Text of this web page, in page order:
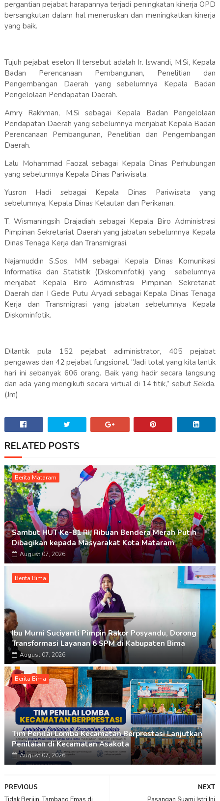
pergantian pejabat harapannya terjadi peningkatan kinerja OPD
bersangkutan dalam hal meneruskan dan meningkatkan kinerja
yang baik.
Tujuh pejabat eselon II tersebut adalah Ir. Iswandi, M.Si, Kepala
Badan Perencanaan Pembangunan, Penelitian dan
Pengembangan Daerah yang sebelumnya Kepala Badan
Pengelolaan Pendapatan Daerah.
Amry Rakhman, M.Si sebagai Kepala Badan Pengelolaan
Pendapatan Daerah yang sebelumnya menjabat Kepala Badan
Perencanaan Pembangunan, Penelitian dan Pengembangan
Daerah.
Lalu Mohammad Faozal sebagai Kepala Dinas Perhubungan
yang sebelumnya Kepala Dinas Pariwisata.
Yusron Hadi sebagai Kepala Dinas Pariwisata yang
sebelumnya, Kepala Dinas Kelautan dan Perikanan.
T. Wismaningsih Drajadiah sebagai Kepala Biro Administrasi
Pimpinan Sekretariat Daerah yang jabatan sebelumnya Kepala
Dinas Tenaga Kerja dan Transmigrasi.
Najamuddin S.Sos, MM sebagai Kepala Dinas Komunikasi
Informatika dan Statistik (Diskominfotik) yang sebelumnya
menjabat Kepala Biro Administrasi Pimpinan Sekretariat
Daerah dan I Gede Putu Aryadi sebagai Kepala Dinas Tenaga
Kerja dan Transmigrasi yang jabatan sebelumnya Kepala
Diskominfotik.
Dilantik pula 152 pejabat adiministrator, 405 pejabat
pengawas dan 42 pejabat fungsional. “Jadi total yang kita lantik
hari ini sebanyak 606 orang. Baik yang hadir secara langsung
dan ada yang mengikuti secara virtual di 14 titik,” sebut Sekda.
(Jm)
RELATED POSTS
Berita Mataram
Sambut HUT Ke-81 RI, Ribuan Bendera Merah Putih
Dibagikan kepada Masyarakat Kota Mataram
August 07, 2026
Berita Bima
Ibu Murni Suciyanti Pimpin Rakor Posyandu, Dorong
Transformasi Layanan 6 SPM di Kabupaten Bima
August 07, 2026
Berita Bima
Tim Penilai Lomba Kecamatan Berprestasi Lanjutkan
Penilaian di Kecamatan Asakota
August 07, 2026
NEXT
PREVIOUS